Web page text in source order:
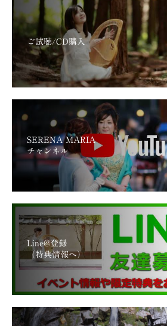
ご試聴/CD購入
SERENA MARIA
チャンネル
Line@登録
（特典情報へ）